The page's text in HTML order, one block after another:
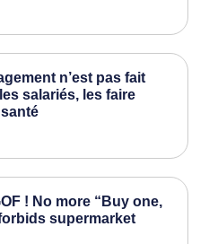
n’est pas fait
salariés, les faire
! No more “Buy one,
supermarket